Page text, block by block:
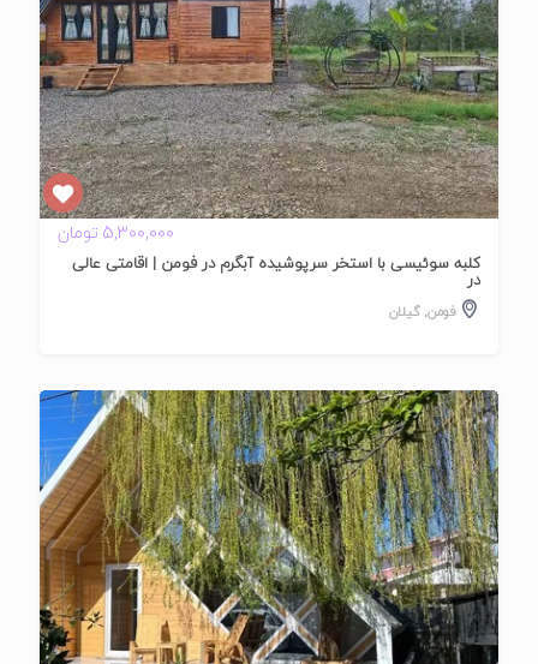
5,300,000 تومان
کلبه سوئیسی با استخر سرپوشیده آبگرم در فومن | اقامتی عالی
در
فومن, گیلان